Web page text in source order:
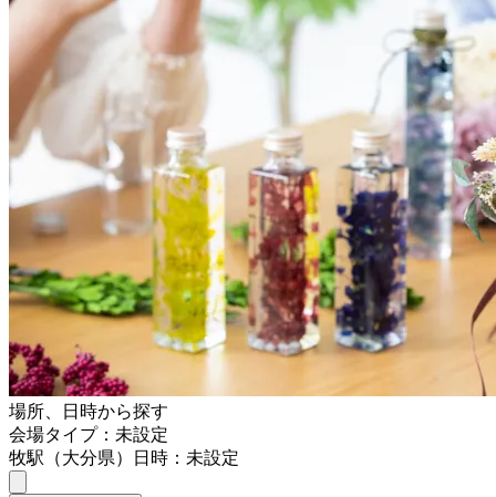
場所、日時から探す
会場タイプ：未設定
牧駅（大分県）
日時：未設定